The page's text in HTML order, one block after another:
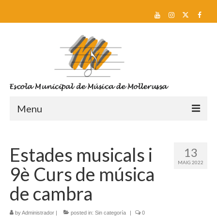
Menu
Escola
Sobre nosaltres
Equip docent
Pla d’estudis
13
MAIG 2022
Estades musicals i
9è Curs de música
de cambra
byAdministrador | posted in: Sin categoría | 0